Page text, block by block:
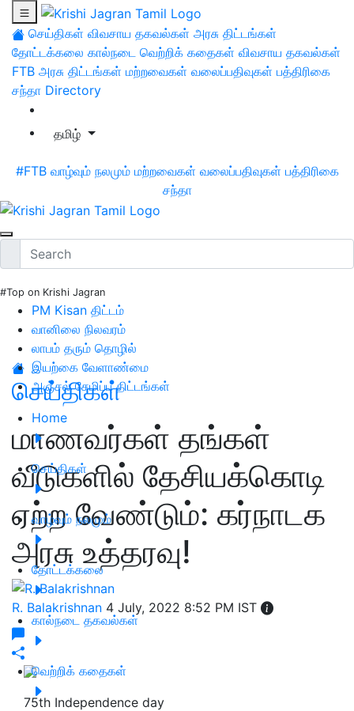
செய்திகள் விவசாய தகவல்கள் அரசு திட்டங்கள்
தோட்டக்கலை கால்நடை வெற்றிக் கதைகள் விவசாய தகவல்கள்
FTB அரசு திட்டங்கள் மற்றவைகள் வலைப்பதிவுகள் பத்திரிகை
சந்தா Directory
தமிழ்
#FTB வாழ்வும் நலமும் மற்றவைகள் வலைப்பதிவுகள் பத்திரிகை
சந்தா
#Top on Krishi Jagran
PM Kisan திட்டம்
வானிலை நிலவரம்
லாபம் தரும் தொழில்
இயற்கை வேளாண்மை
அஞ்சல் சேமிப்பு திட்டங்கள்
Home
செய்திகள்
வாழ்வும் நலமும்
தோட்டக்கலை
கால்நடை தகவல்கள்
வெற்றிக் கதைகள்
செய்திகள்
மாணவர்கள் தங்கள்
வீடுகளில் தேசியக்கொடி
ஏற்ற வேண்டும்: கர்நாடக
அரசு உத்தரவு!
R. Balakrishnan 4 July, 2022 8:52 PM IST
75th Independence day